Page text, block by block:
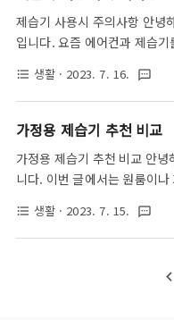
방 안에 곰팡이 포자가 떠다닐
냄새도 맡을 수 있을 정도로
리는 이를 역으로 이용해서 초
요. 그러면 지금부터 방법을 자
리가 가장 좋아하는 향이 바로
새인데요, 특히 과일이 발효
제습기 사용시 주의사항 안녕
입니다. 요즘 에어컨과 제습
제습기를 사용하려면 몇 가지
있는데요, 이번 글에서는 제
함께 전기세 절약 등 여러 가지
대로 습기를 제거한다는 의미
춰주는 효과를 가지고 있습니
로 40-60%의 습도 수준에서
등이 번식하기 쉬워지며, 가구
이러한 것들을 부식시키고 곰
format_list_bulleted 생활 · 2023. 7. 16. textsms
가정용 제습기 추천 비교
가정용 제습기 추천 비교 안녕
니다. 이번 글에서는 원룸이
도 가격대도 높은 편이고, 사용
의 차이도 큰 편입니다. 따라
는 가정용 제습기 추천 비교
format_list_bulleted 생활 · 2023. 7. 15. textsms
navigate_before